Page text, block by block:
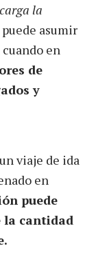
la
asumir
en
de
y
viaje de ida
en
puede
la cantidad